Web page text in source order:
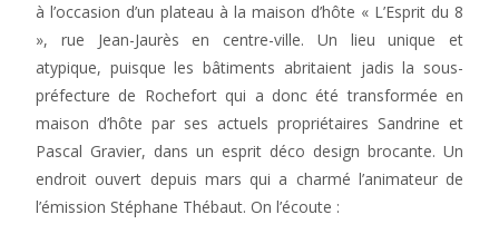
à l’occasion d’un plateau à la maison d’hôte « L’Esprit du 8
», rue Jean-Jaurès en centre-ville. Un lieu unique et
atypique, puisque les bâtiments abritaient jadis la sous-
préfecture de Rochefort qui a donc été transformée en
maison d’hôte par ses actuels propriétaires Sandrine et
Pascal Gravier, dans un esprit déco design brocante. Un
endroit ouvert depuis mars qui a charmé l’animateur de
l’émission Stéphane Thébaut. On l’écoute :